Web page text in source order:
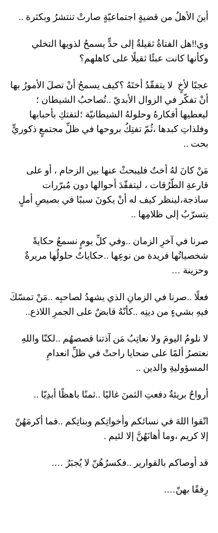
أينَ الأهلُ من قضيةٍ اجتماعيّةٍ صارتْ تنتشرُ وبكثرة ..
وي!!هل الفتاةُ ثقيلةٌ إلى حدٍّ يسمحُ لذويها التخلي
وكأنها كانت عبئًا ثقيلًا على كاهلهم؟
عجبًا لأخٍ لا يتفقّدُ أختَهُ ؟كيف يسمحُ أنْ تصلَ الأمورُ بها
أنْ تفكّر في الزوال الأبديّ ..تُصاحبُ الشيطان ؛
ليعطيها أفكارهُ وحلولهُ الشيطانيّة ؛لتفتكِ بأحبابها
وفلذاتِ كبدها ،ثُمّ تفتِكُ بروحها في ظلِّ مجتمعٍ ذكوريٍّ
بحت ..
مَنْ كانَ لهُ أختٌ فليبحثْ عنها بين الزحام ، أو على
قارعةِ الطّرُقات ، ليتفقّدَ أحوالها دون مُبرّرات
ساذجة،لينظر كيف له أنْ يكونَ سببًا في بصيصِ أملٍ
يتسرّبُ إلى ظلامِها ..
صرنا في آخرِ الزمان ..وفي كلِّ يومٍ نسمعُ حكايةً
شخصياتُها فريدة من نوعِها ..حكاياتٌ حلولُها مريرةٌ
وحزينة …
فعلًا ..صرنا في الزمانِ الذي يشهدُ لصاحبِه ..مَنْ تمسّكَ
فيهِ بشيءٍ من دينِه ..كأنّهُ قابضٌ على الجمرِ اللاذع..
لا نلومُ اليومَ ولا نعاتِبُ مَن آذتنا قصصهُم ..لكنّا واللهِ
نعتصرُ ألمًا على ضحايا راحتْ في ظلِّ انعدامِ
المسؤوليةِ والدين ..
أرواحٌ بريئةٌ دفعتِ الثمنَ غاليًا ..ثمنًا باهظًا أبدِيّا ..
اتّقوا اللهَ في نسائكم وأخواتِكم وبناتِكم ..فما أكرمَهُنّ
إلا كريم ،وما أهانَهُنَّ إلا لئيم .
قد أوصاكم بالقوارير ..فكسرُهُنّ لا يُجبَرُ ….
رِفقًا بهنّ….